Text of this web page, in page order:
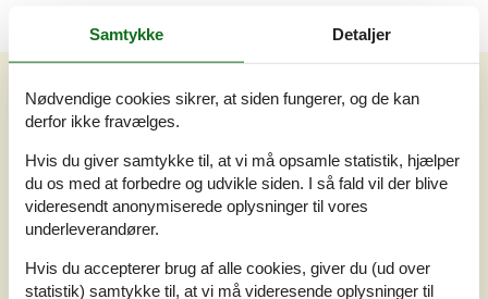
Vores gæsteanmeldelser
4,0 Baseret på1 vurdering
Samtykke Detaljer
Nødvendige cookies sikrer, at siden fungerer, og de kan
derfor ikke fravælges.
Hvis du giver samtykke til, at vi må opsamle statistik, hjælper
du os med at forbedre og udvikle siden. I så fald vil der blive
videresendt anonymiserede oplysninger til vores
underleverandører.
Hvis du accepterer brug af alle cookies, giver du (ud over
statistik) samtykke til, at vi må videresende oplysninger til